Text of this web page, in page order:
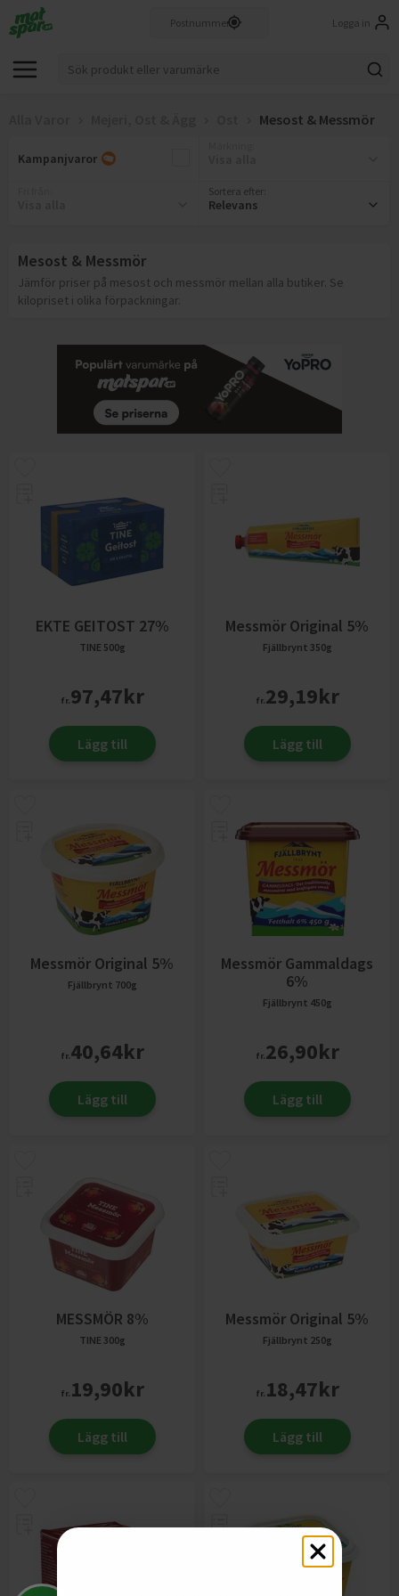
Logga in
Mesost & Messmör
Kampanjvaror
Sortera efter:
Relevans
Mesost & Messmör
Jämför priser på mesost och messmör mellan alla butiker. Se
kilopriset i olika förpackningar.
EKTE GEITOST 27%
TINE 500g
fr.97,47kr
Lägg till
Messmör Original 5%
Fjällbrynt 350g
fr.29,19kr
Lägg till
Messmör Original 5%
Fjällbrynt 700g
fr.40,64kr
Lägg till
Messmör Gammaldags
6%
Fjällbrynt 450g
fr.26,90kr
Lägg till
MESSMÖR 8%
TINE300g
fr. 19,90kr
Lägg till
Messmör Original 5%
Fjällbrynt 250g
fr. 18,47kr
Lägg till